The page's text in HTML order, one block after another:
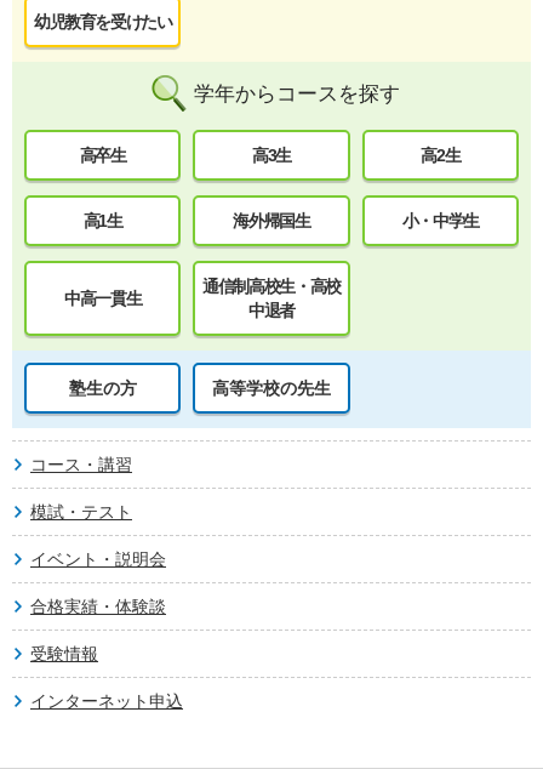
幼児教育を受けたい
学年からコースを探す
高卒生 高3生 高2生
高1生 海外帰国生 小・中学生
中高一貫生
通信制高校生・高校
中退者
塾生の方 高等学校の先生
コース・講習
模試・テスト
イベント・説明会
合格実績・体験談
受験情報
インターネット申込